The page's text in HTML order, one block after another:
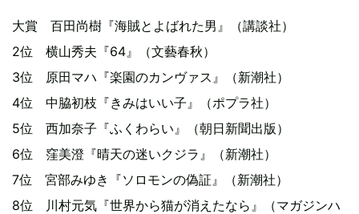
大賞 百田尚樹『海賊とよばれた男』（講談社）
2位 横山秀夫『64』（文藝春秋）
3位 原田マハ『楽園のカンヴァス』（新潮社）
4位 中脇初枝『きみはいい子』（ポプラ社）
5位 西加奈子『ふくわらい』（朝日新聞出版）
6位 窪美澄『晴天の迷いクジラ』（新潮社）
7位 宮部みゆき『ソロモンの偽証』（新潮社）
8位 川村元気『世界から猫が消えたなら』（マガジンハ